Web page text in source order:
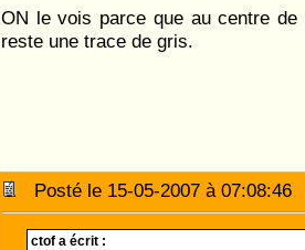
ON le vois parce que au centre
reste une trace de gris.
Posté le 15-05-2007 à
ctof a écrit :